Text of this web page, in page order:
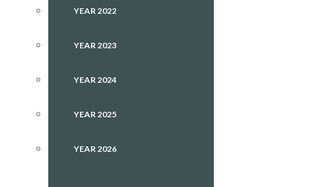
YEAR 2022
YEAR 2023
YEAR 2024
YEAR 2025
YEAR 2026